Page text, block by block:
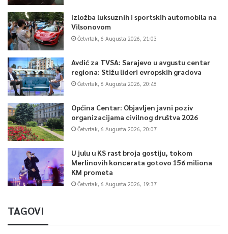
Izložba luksuznih i sportskih automobila na
Vilsonovom
Četvrtak, 6 Augusta 2026, 21:03
Avdić za TVSA: Sarajevo u avgustu centar
regiona: Stižu lideri evropskih gradova
Četvrtak, 6 Augusta 2026, 20:48
Općina Centar: Objavljen javni poziv
organizacijama civilnog društva 2026
Četvrtak, 6 Augusta 2026, 20:07
U julu u KS rast broja gostiju, tokom
Merlinovih koncerata gotovo 156 miliona
KM prometa
Četvrtak, 6 Augusta 2026, 19:37
TAGOVI